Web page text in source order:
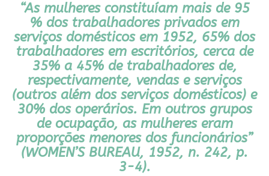
“As mulheres constituíam mais de 95
% dos trabalhadores privados em
serviços domésticos em 1952, 65% dos
trabalhadores em escritórios, cerca de
35% a 45% de trabalhadores de,
respectivamente, vendas e serviços
(outros além dos serviços domésticos) e
30% dos operários. Em outros grupos
de ocupação, as mulheres eram
proporções menores dos funcionários”
(WOMEN’S BUREAU, 1952, n. 242, p.
3-4).